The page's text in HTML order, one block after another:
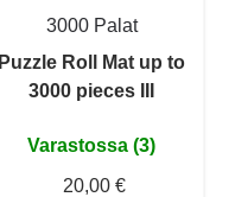
3000 Palat
Puzzle Roll Mat up to
3000 pieces III
Varastossa (3)
20,00 €